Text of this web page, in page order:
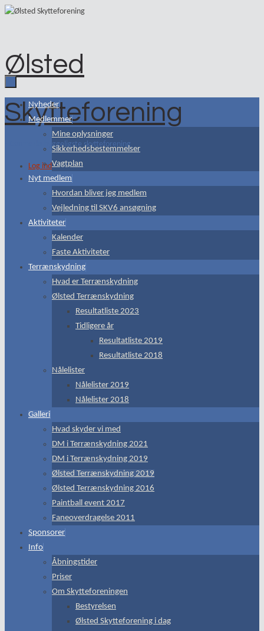
Skip
Ølsted
Skytteforening
- Danmarks hyggeligste skytteforening
Log ind
Skip
to
Nyheder
Medlemmer
Mine oplysninger
Sikkerhedsbestemmelser
Vagtplan
Nyt medlem
Hvordan bliver jeg medlem
Vejledning til SKV6 ansøgning
Aktiviteter
Kalender
Faste Aktiviteter
Terrænskydning
Hvad er Terrænskydning
Ølsted Terrænskydning
Resultatliste 2023
Tidligere år
Resultatliste 2019
Resultatliste 2018
Nålelister
Nålelister 2019
Nålelister 2018
Galleri
Hvad skyder vi med
DM i Terrænskydning 2021
DM i Terrænskydning 2019
Ølsted Terrænskydning 2019
Ølsted Terrænskydning 2016
Paintball event 2017
Faneoverdragelse 2011
Sponsorer
Info
Åbningstider
Priser
Om Skytteforeningen
Bestyrelsen
Ølsted Skytteforening i dag